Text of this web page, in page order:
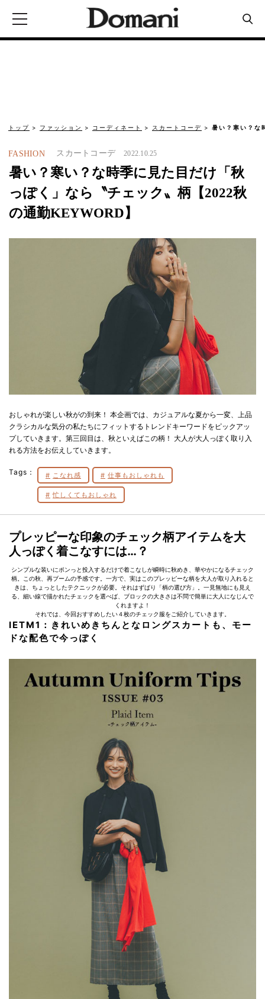
トップ ファッション コーディネート スカートコーデ 暑い？寒い？な
FASHION スカートコーデ 2022.10.25
暑い？寒い？な時季に見た目だけ「秋
っぽく」なら〝チェック〟柄【2022秋
の通勤KEYWORD】
おしゃれが楽しい秋がの到来！ 本企画では、カジュアルな夏から一変、上品
クラシカルな気分の私たちにフィットするトレンドキーワードをピックアッ
プしていきます。第三回目は、秋といえばこの柄！ 大人が大人っぽく取り入
れる方法をお伝えしていきます。
Tags： こなれ感 仕事もおしゃれも
忙しくてもおしゃれ
プレッピーな印象のチェック柄アイテムを大
人っぽく着こなすには…？
シンプルな装いにポンっと投入するだけで着こなしが瞬時に秋めき、華やかになるチェック
柄。この秋、再ブームの予感です。一方で、実はこのプレッピーな柄を大人が取り入れると
きは、ちょっとしたテクニックが必要。それはずばり「柄の選び方」。一見無地にも見え
る、細い線で描かれたチェックを選べば、ブロックの大きさは不問で簡単に大人になじんで
くれますよ！
それでは、今回おすすめしたい４枚のチェック服をご紹介していきます。
IETM1：きれいめきちんとなロングスカートも、モー
ドな配色で今っぽく